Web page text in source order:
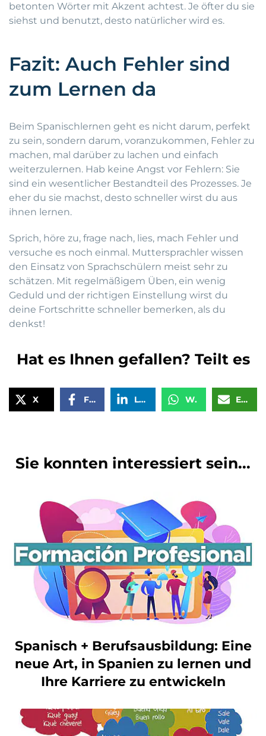
betonten Wörter mit Akzent achtest. Je öfter du sie
siehst und benutzt, desto natürlicher wird es.
Fazit: Auch Fehler sind
zum Lernen da
Beim Spanischlernen geht es nicht darum, perfekt
zu sein, sondern darum, voranzukommen, Fehler zu
machen, mal darüber zu lachen und einfach
weiterzulernen. Hab keine Angst vor Fehlern: Sie
sind ein wesentlicher Bestandteil des Prozesses. Je
eher du sie machst, desto schneller wirst du aus
ihnen lernen.
Sprich, höre zu, frage nach, lies, mach Fehler und
versuche es noch einmal. Muttersprachler wissen
den Einsatz von Sprachschülern meist sehr zu
schätzen. Mit regelmäßigem Üben, ein wenig
Geduld und der richtigen Einstellung wirst du
deine Fortschritte schneller bemerken, als du
denkst!
Hat es Ihnen gefallen? Teilt es
X Facebook LinkedIn WhatsApp Email
Sie konnten interessiert sein...
Spanisch + Berufsausbildung: Eine
neue Art, in Spanien zu lernen und
Ihre Karriere zu entwickeln